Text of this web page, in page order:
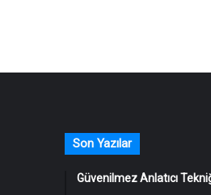
Son Yazılar
Güvenilmez Anlatıcı